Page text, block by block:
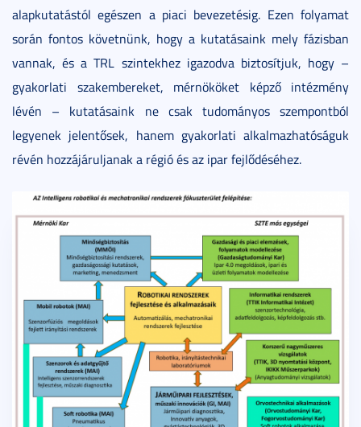
alapkutatástól egészen a piaci bevezetésig. Ezen folyamat
során fontos követnünk, hogy a kutatásaink mely fázisban
vannak, és a TRL szintekhez igazodva biztosítjuk, hogy –
gyakorlati szakembereket, mérnököket képző intézmény
lévén – kutatásaink ne csak tudományos szempontból
legyenek jelentősek, hanem gyakorlati alkalmazhatóságuk
révén hozzájáruljanak a régió és az ipar fejlődéséhez.